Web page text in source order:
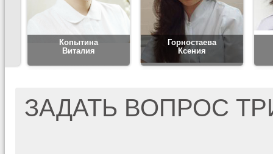
Копытина
Виталия
Горностаева
Ксения
ЗАДАТЬ ВОПРОС